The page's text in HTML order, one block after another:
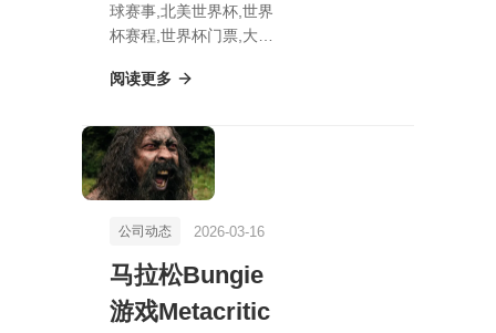
球赛事,北美世界杯,世界
杯赛程,世界杯门票,大乐
区十码推荐
阅读更多
公司动态 2026-03-16
马拉松Bungie
游戏Metacritic